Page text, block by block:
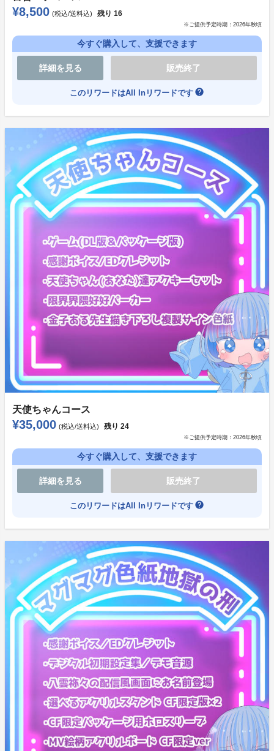
◯アリッサ
・キャラクター①(択一式)：明るく元気に／しっとり(静
・キャラクター②(択一式)：通常／メスガキ風
・シチュエーション(択一式)：密着イチャイチャ／添い
寝／耳かき／デート／寝てる三嶋に独り言を呟く／嘘の
ンチックな場所／放課後の教室
・言わせたいセリフ(自由テキスト式)：50字以内
※聞き手は三嶋／ひつじのため、任意のお名前でお呼び
することはできません。
※「言わせたいセリフ」については作品の世界観を守る
ため、ご希望に添えない場合がございます。また、加虐
や登場人物の尊厳を破壊する内容、成人向けに相当する
過激な内容はお応えできません。予めご了承ください。
※アニメイトゲームスを通じて配布いたします。お受け
取りにはアニメイトゲームスへのユーザー登録が必要で
す。
天使ちゃん(あなた)達アクキーセット
天使ちゃん(あなた)達のアクリルキーホルダーを2体セ
ットでお届け。
後に一般販売を検討しているアクリルキーホルダーとは
異なる、ＣＦ限定バージョンとなります。
サイズ：50mm×50mm予定
限界界隈好パーカー
¥8,500 (税込/送料込) 残り 16
※ご提供予定時期： 2026年秋頃
今すぐ購入して、支援できます
詳細を見る 販売終了
このリワードはAll Inリワードです help
天使ちゃんコース
¥35,000 (税込/送料込) 残り 24
※ご提供予定時期： 2026年秋頃
今すぐ購入して、支援できます
詳細を見る 販売終了
このリワードはAll Inリワードです help